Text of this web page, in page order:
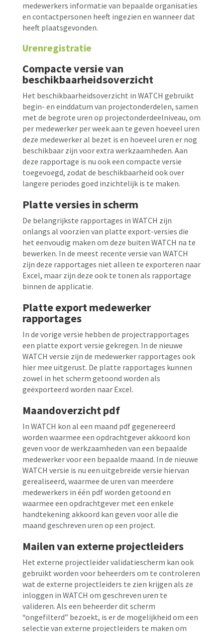
medewerkers informatie van bepaalde organisaties
en contactpersonen heeft ingezien en wanneer dat
heeft plaatsgevonden.
Urenregistratie
Compacte versie van
beschikbaarheidsoverzicht
Het beschikbaarheidsoverzicht in WATCH gebruikt
begin- en einddatum van projectonderdelen, samen
met de begrote uren op projectonderdeelniveau, om
per medewerker per week aan te geven hoeveel uren
deze medewerker al bezet is en hoeveel uren er nog
beschikbaar zijn voor extra werkzaamheden. Aan
deze rapportage is nu ook een compacte versie
toegevoegd, zodat de beschikbaarheid ook over
langere periodes goed inzichtelijk is te maken.
Platte versies in scherm
De belangrijkste rapportages in WATCH zijn
onlangs al voorzien van platte export-versies die
het eenvoudig maken om deze buiten WATCH na te
bewerken. In de meest recente versie van WATCH
zijn deze rapportages niet alleen te exporteren naar
Excel, maar zijn deze ook te tonen als rapportage
binnen de applicatie.
Platte export medewerker
rapportages
In de vorige versie hebben de projectrapportages
een platte export versie gekregen. In de nieuwe
WATCH versie zijn de medewerker rapportages ook
hier mee uitgerust. De platte rapportages kunnen
zowel in het scherm getoond worden als
geëxporteerd worden naar Excel.
Maandoverzicht pdf
In WATCH kon al een maand pdf gegenereerd
worden waarmee een opdrachtgever akkoord kon
geven voor de werkzaamheden van een bepaalde
medewerker voor een bepaalde maand. In de nieuwe
WATCH versie is nu een uitgebreide versie hiervan
gerealiseerd, waarmee de uren van meerdere
medewerkers in één pdf worden getoond en
waarmee een opdrachtgever met een enkele
handtekening akkoord kan geven voor alle die
maand geschreven uren op een project.
Mailen van externe projectleiders
Het externe projectleider validatiescherm kan ook
gebruikt worden voor beheerders om te controleren
wat de externe projectleiders te zien krijgen als ze
inloggen in WATCH om geschreven uren te
valideren. Als een beheerder dit scherm
“ongefilterd” bezoekt, is er de mogelijkheid om een
selectie van externe projectleiders te maken om